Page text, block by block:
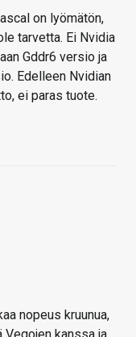
on lyömätön,
tarvetta. Ei Nvidia
Gddr6 versio ja
Edelleen Nvidian
ei paras tuote.
nopeus kruunua,
Vegojen kanssa ja